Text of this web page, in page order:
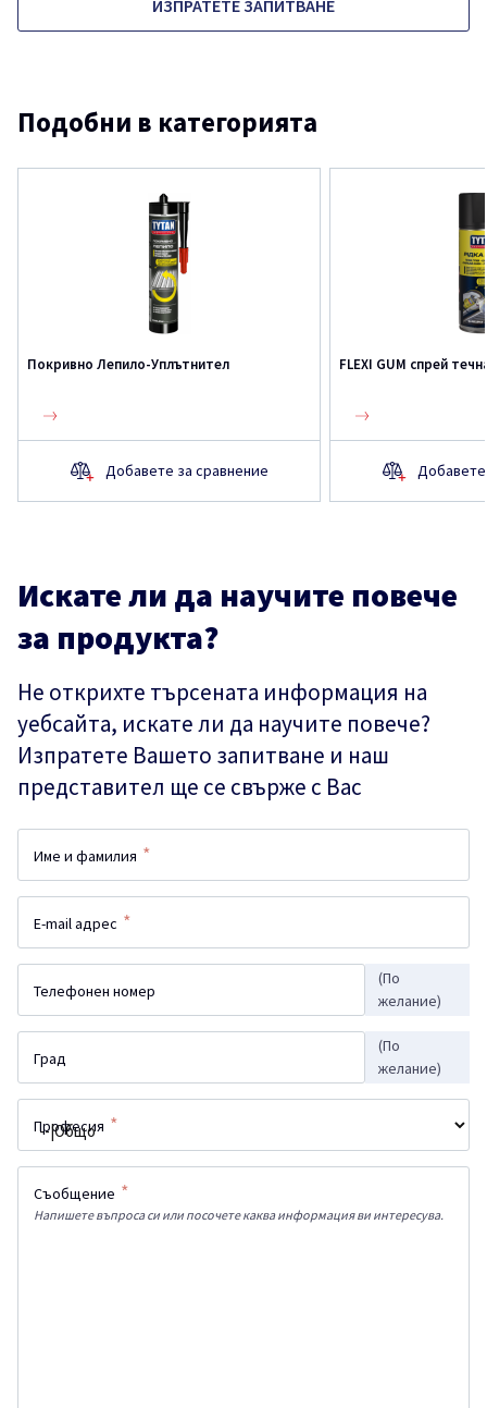
ИЗПРАТЕТЕ ЗАПИТВАНЕ
Подобни в категорията
Покривно Лепило-Уплътнител
Добавете за сравнение
FLEXI GUM спрей
Добавете
Искате ли да научите повече
за продукта?
Не открихте търсената информация на
уебсайта, искате ли да научите повече?
Изпратете Вашето запитване и наш
представител ще се свърже с Вас
Име и фамилия *
E-mail адрес *
Телефонен номер
(По
желание)
Град
(По
желание)
Професия *
Съобщение *
Напишете въпроса си или посочете каква информация ви интересува.